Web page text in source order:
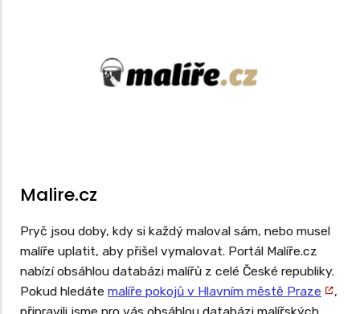
Malire.cz
Pryč jsou doby, kdy si každý maloval sám, nebo musel
malíře uplatit, aby přišel vymalovat. Portál Malíře.cz
nabízí obsáhlou databázi malířů z celé České republiky.
Pokud hledáte malíře pokojů v Hlavním městě Praze
,